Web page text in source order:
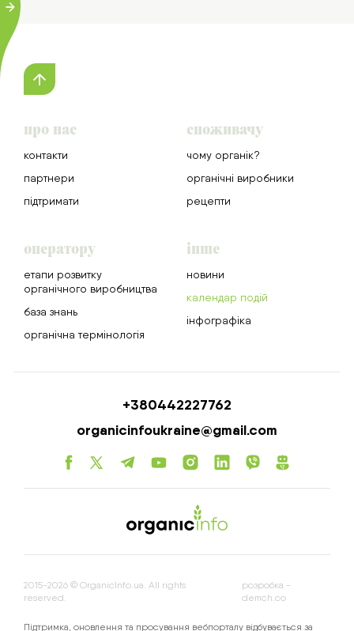
про нас
контакти
партнери
підтримати
споживачу
чому органік?
органічні виробники
рецепти
оператору
етапи розвитку
органічного виробництва
база знань
органічна термінологія
інше
новини
календар подій
інфографіка
2015-2026 © OrganicInfo.ua. All rights
reserved.
розробка -
demch.co
+380442227762
organicinfoukraine@gmail.com
Підтримка, оновлення та просування вебпорталу відбувається за